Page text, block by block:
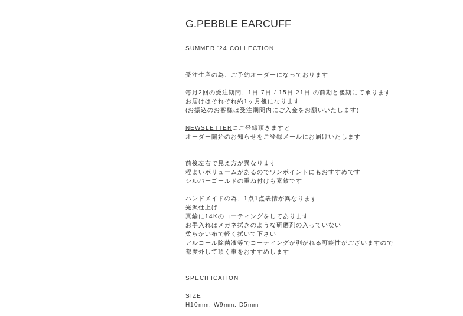
G.PEBBLE EARCUFF
SUMMER '24 COLLECTION
受注生産の為、ご予約オーダーになっております
毎月2回の受注期間、1日-7日 / 15日-21日 の前期と後期にて承ります
お届けはそれぞれ約1ヶ月後になります
(お振込のお客様は受注期間内にご入金をお願いいたします)
NEWSLETTERにご登録頂きますと
オーダー開始のお知らせをご登録メールにお届けいたします
前後左右で見え方が異なります
程よいボリュームがあるのでワンポイントにもおすすめです
シルバーゴールドの重ね付けも素敵です
ハンドメイドの為、1点1点表情が異なります
光沢仕上げ
真鍮に14Kのコーティングをしてあります
お手入れはメガネ拭きのような研磨剤の入っていない
柔らかい布で軽く拭いて下さい
アルコール除菌液等でコーティングが剥がれる可能性がございますので
都度外して頂く事をおすすめします
SPECIFICATION
SIZE
H10mm, W9mm, D5mm